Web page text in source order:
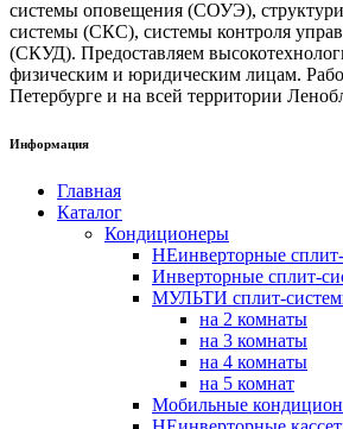
системы оповещения (СОУЭ),
системы (СКС), системы контроля
(СКУД). Предоставляем
физическим и юридическим лицам.
Петербурге и на всей территории
Информация
Главная
Каталог
Кондиционеры
НЕинверторные
Инверторные сплит-
МУЛЬТИ сплит-
на 2 комнаты
на 3 комнаты
на 4 комнаты
на 5 комнат
Мобильные